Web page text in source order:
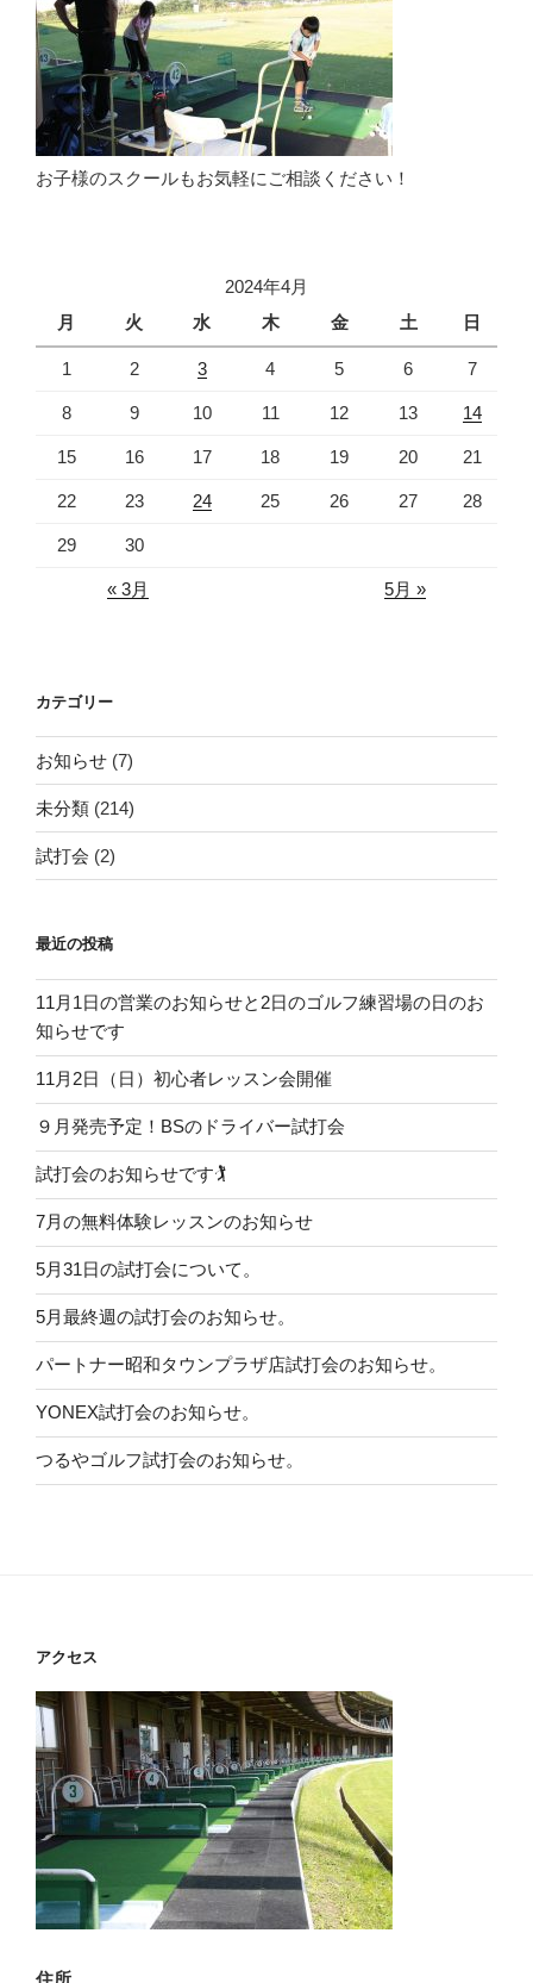
お子様のスクールもお気軽にご相談ください！
2024年4月
月
火 水 木 金 土 日
1 2 3 4 5 6 7
8 9 10 11 12 13 14
15 16 17 18 19 20 21
22 23 24 25 26 27 28
29 30
« 3月 5月 »
カテゴリー
お知らせ (7)
未分類 (214)
試打会 (2)
最近の投稿
11月1日の営業のお知らせと2日のゴルフ練習場の日のお
知らせです
11月2日（日）初心者レッスン会開催
９月発売予定！BSのドライバー試打会
試打会のお知らせです🏌️
7月の無料体験レッスンのお知らせ
5月31日の試打会について。
5月最終週の試打会のお知らせ。
パートナー昭和タウンプラザ店試打会のお知らせ。
YONEX試打会のお知らせ。
つるやゴルフ試打会のお知らせ。
アクセス
住所